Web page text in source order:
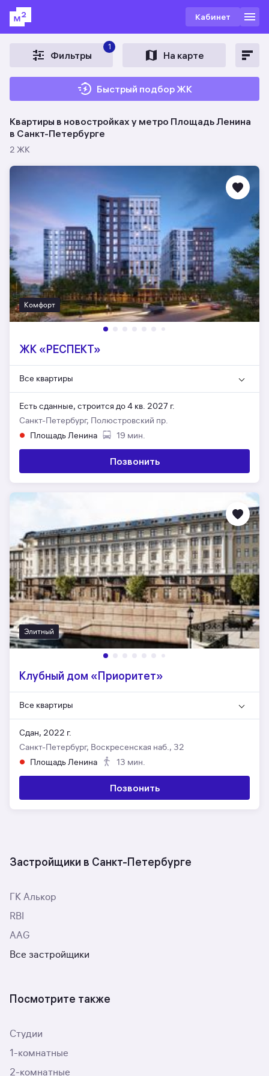
Кабинет
Фильтры
1
На карте
Быстрый подбор ЖК
Квартиры в новостройках у метро Площадь Ленина
в Санкт-Петербурге
2 ЖК
Комфорт
ЖК «РЕСПЕКТ»
Все квартиры
Есть сданные, строится до 4 кв. 2027 г.
Санкт-Петербург, Полюстровский пр.
Площадь Ленина
19 мин.
Позвонить
Элитный
Клубный дом «Приоритет»
Все квартиры
Сдан, 2022 г.
Санкт-Петербург, Воскресенская наб., 32
Площадь Ленина
13 мин.
Позвонить
Застройщики в Санкт-Петербурге
ГК Алькор
RBI
AAG
Все застройщики
Посмотрите также
Студии
1-комнатные
2-комнатные